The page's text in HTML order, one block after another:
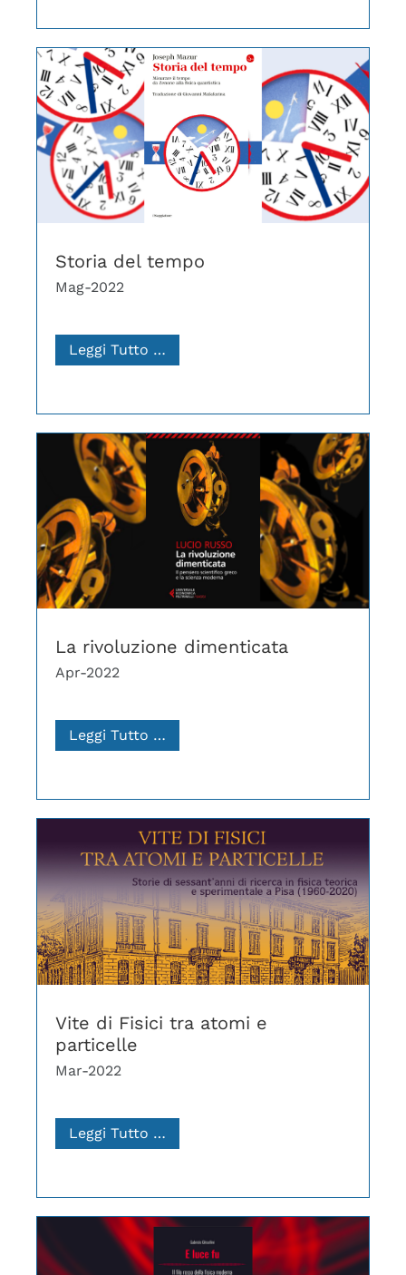
Storia del tempo
Mag-2022
Leggi Tutto …
La rivoluzione dimenticata
Apr-2022
Leggi Tutto …
Vite di Fisici tra atomi e
particelle
Mar-2022
Leggi Tutto …